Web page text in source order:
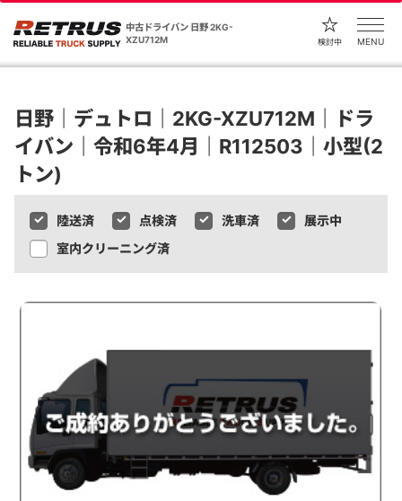
中古ドライバン 日野 2KG-
XZU712M
検討中 MENU
日野｜デュトロ｜2KG-XZU712M｜ドラ
イバン｜令和6年4月｜R112503｜小型(2
トン)
陸送済 点検済 洗車済
展示中
室内クリーニング済